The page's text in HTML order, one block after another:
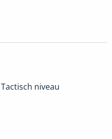
niveau